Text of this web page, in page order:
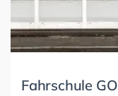
Fahrschule